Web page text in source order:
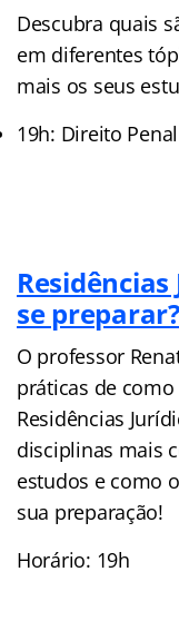
Descubra quais
em diferentes
mais os seus
19h: Direito
se preparar?
O professor
práticas de
Residências
disciplinas mais
estudos e como
sua preparação!
Horário: 19h